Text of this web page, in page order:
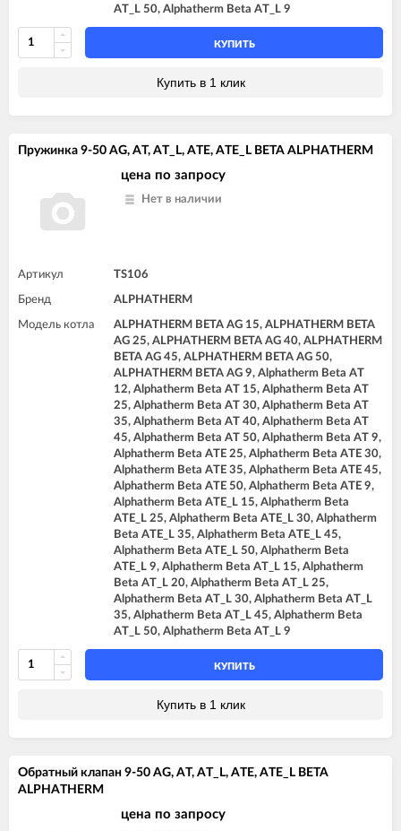
AT_L 50, Alphatherm Beta AT_L 9
КУПИТЬ
Купить в 1 клик
Пружинка 9-50 AG, AT, AT_L, ATE, ATE_L BETA ALPHATHERM
цена по запросу
Нет в наличии
Артикул TS106
Бренд ALPHATHERM
Модель котла
ALPHATHERM BETA AG 15, ALPHATHERM BETA
AG 25, ALPHATHERM BETA AG 40, ALPHATHERM
BETA AG 45, ALPHATHERM BETA AG 50,
ALPHATHERM BETA AG 9, Alphatherm Beta AT
12, Alphatherm Beta AT 15, Alphatherm Beta AT
25, Alphatherm Beta AT 30, Alphatherm Beta AT
35, Alphatherm Beta AT 40, Alphatherm Beta AT
45, Alphatherm Beta AT 50, Alphatherm Beta AT 9,
Alphatherm Beta ATE 25, Alphatherm Beta ATE 30,
Alphatherm Beta ATE 35, Alphatherm Beta ATE 45,
Alphatherm Beta ATE 50, Alphatherm Beta ATE 9,
Alphatherm Beta ATE_L 15, Alphatherm Beta
ATE_L 25, Alphatherm Beta ATE_L 30, Alphatherm
Beta ATE_L 35, Alphatherm Beta ATE_L 45,
Alphatherm Beta ATE_L 50, Alphatherm Beta
ATE_L 9, Alphatherm Beta AT_L 15, Alphatherm
Beta AT_L 20, Alphatherm Beta AT_L 25,
Alphatherm Beta AT_L 30, Alphatherm Beta AT_L
35, Alphatherm Beta AT_L 45, Alphatherm Beta
AT_L 50, Alphatherm Beta AT_L 9
КУПИТЬ
Купить в 1 клик
Обратный клапан 9-50 AG, AT, AT_L, ATE, ATE_L BETA
ALPHATHERM
цена по запросу